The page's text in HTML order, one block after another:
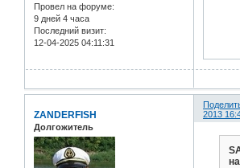
Провел на форуме:
9 дней 4 часа
Последний визит:
12-04-2025 04:11:31
2013
ZANDERFISH
Долгожитель